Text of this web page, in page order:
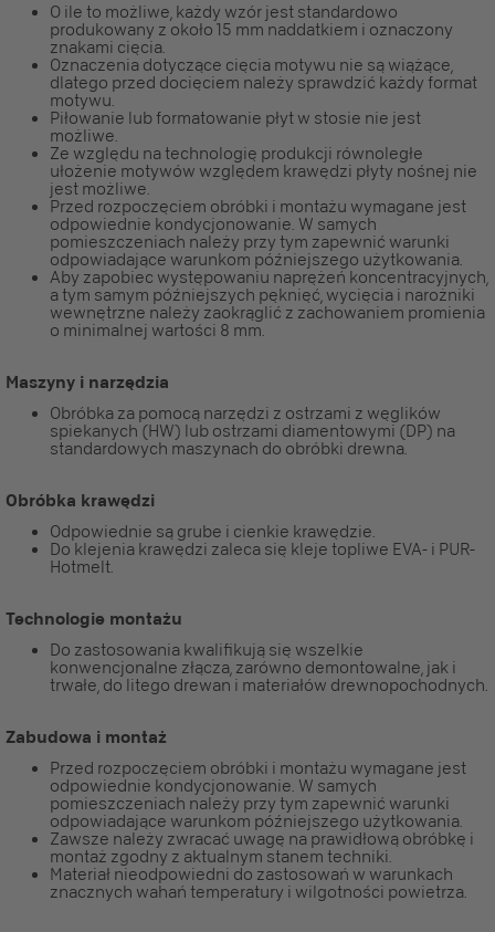
O ile to możliwe, każdy wzór jest standardowo
produkowany z około 15 mm naddatkiem i oznaczony
znakami cięcia.
Oznaczenia dotyczące cięcia motywu nie są wiążące,
dlatego przed docięciem należy sprawdzić każdy format
motywu.
Piłowanie lub formatowanie płyt w stosie nie jest
możliwe.
Ze względu na technologię produkcji równoległe
ułożenie motywów względem krawędzi płyty nośnej nie
jest możliwe.
Przed rozpoczęciem obróbki i montażu wymagane jest
odpowiednie kondycjonowanie. W samych
pomieszczeniach należy przy tym zapewnić warunki
odpowiadające warunkom późniejszego użytkowania.
Aby zapobiec występowaniu naprężeń koncentracyjnych,
a tym samym późniejszych pęknięć, wycięcia i narożniki
wewnętrzne należy zaokrąglić z zachowaniem promienia
o minimalnej wartości 8 mm.
Maszyny i narzędzia
Obróbka za pomocą narzędzi z ostrzami z węglików
spiekanych (HW) lub ostrzami diamentowymi (DP) na
standardowych maszynach do obróbki drewna.
Obróbka krawędzi
Odpowiednie są grube i cienkie krawędzie.
Do klejenia krawędzi zaleca się kleje topliwe EVA- i PUR-
Hotmelt.
Technologie montażu
Do zastosowania kwalifikują się wszelkie
konwencjonalne złącza, zarówno demontowalne, jak i
trwałe, do litego drewan i materiałów drewnopochodnych.
Zabudowa i montaż
Przed rozpoczęciem obróbki i montażu wymagane jest
odpowiednie kondycjonowanie. W samych
pomieszczeniach należy przy tym zapewnić warunki
odpowiadające warunkom późniejszego użytkowania.
Zawsze należy zwracać uwagę na prawidłową obróbkę i
montaż zgodny z aktualnym stanem techniki.
Materiał nieodpowiedni do zastosowań w warunkach
znacznych wahań temperatury i wilgotności powietrza.